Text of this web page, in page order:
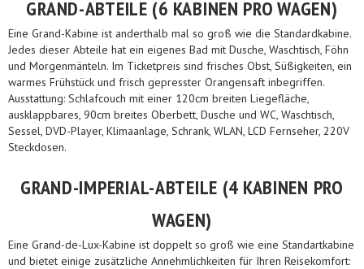
GRAND-ABTEILE (6 KABINEN PRO WAGEN)
Eine Grand-Kabine ist anderthalb mal so groß wie die Standardkabine.
Jedes dieser Abteile hat ein eigenes Bad mit Dusche, Waschtisch, Föhn
und Morgenmänteln. Im Ticketpreis sind frisches Obst, Süßigkeiten, ein
warmes Frühstück und frisch gepresster Orangensaft inbegriffen.
Ausstattung: Schlafcouch mit einer 120cm breiten Liegefläche,
ausklappbares, 90cm breites Oberbett, Dusche und WC, Waschtisch,
Sessel, DVD-Player, Klimaanlage, Schrank, WLAN, LCD Fernseher, 220V
Steckdosen.
GRAND-IMPERIAL-ABTEILE (4 KABINEN PRO
WAGEN)
Eine Grand-de-Lux-Kabine ist doppelt so groß wie eine Standartkabine
und bietet einige zusätzliche Annehmlichkeiten für Ihren Reisekomfort: